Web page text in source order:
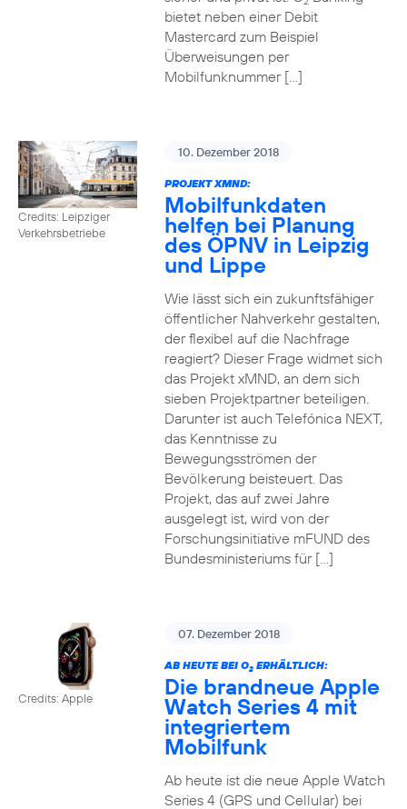
bietet neben einer Debit
Mastercard zum Beispiel
Überweisungen per
Mobilfunknummer […]
Credits: Leipziger
Verkehrsbetriebe
10. Dezember 2018
PROJEKT XMND:
Mobilfunkdaten
helfen bei Planung
des ÖPNV in Leipzig
und Lippe
Wie lässt sich ein zukunftsfähiger
öffentlicher Nahverkehr gestalten,
der flexibel auf die Nachfrage
reagiert? Dieser Frage widmet sich
das Projekt xMND, an dem sich
sieben Projektpartner beteiligen.
Darunter ist auch Telefónica NEXT,
das Kenntnisse zu
Bewegungsströmen der
Bevölkerung beisteuert. Das
Projekt, das auf zwei Jahre
ausgelegt ist, wird von der
Forschungsinitiative mFUND des
Bundesministeriums für […]
Credits: Apple
07. Dezember 2018
AB HEUTE BEI O2ERHÄLTLICH:
Die brandneue Apple
Watch Series 4 mit
integriertem
Mobilfunk
Ab heute ist die neue Apple Watch
Series 4 (GPS und Cellular) bei